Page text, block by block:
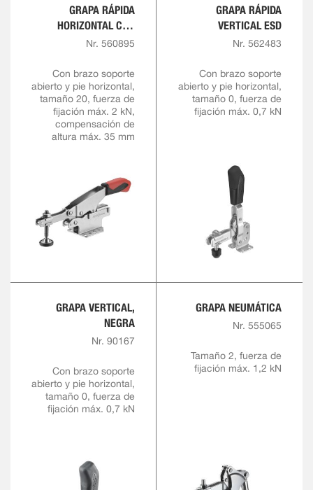
GRAPA RÁPIDA
HORIZONTAL CON
ALTURA DE SUJECIÓN
Nr. 560895
Con brazo soporte
abierto y pie horizontal,
tamaño 20, fuerza de
fijación máx. 2 kN,
compensación de
altura máx. 35 mm
GRAPA RÁPIDA
VERTICAL ESD
Nr. 562483
Con brazo soporte
abierto y pie horizontal,
tamaño 0, fuerza de
fijación máx. 0,7 kN
GRAPA VERTICAL,
NEGRA
Nr. 90167
Con brazo soporte
abierto y pie horizontal,
tamaño 0, fuerza de
fijación máx. 0,7 kN
GRAPA NEUMÁTICA
Nr. 555065
Tamaño 2, fuerza de
fijación máx. 1,2 kN